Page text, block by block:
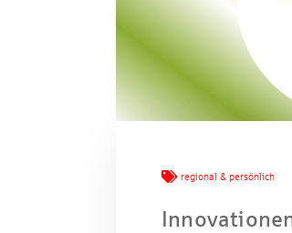
regional & persönlich